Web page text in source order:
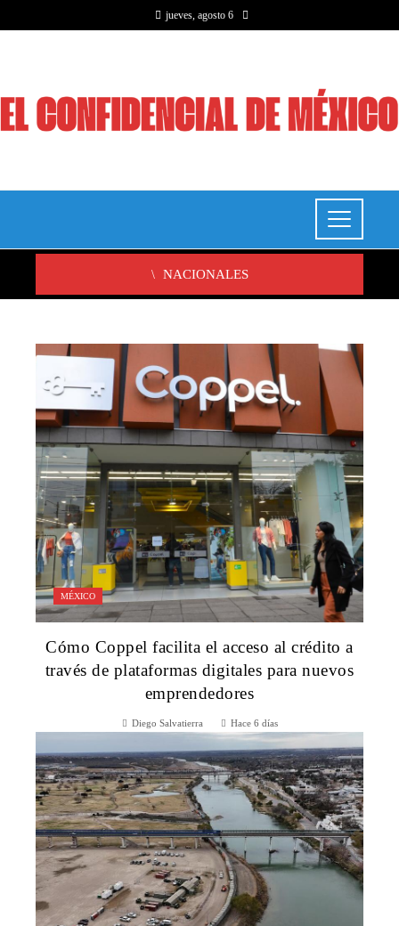
jueves, agosto 6
NACIONALES
MÉXICO
Cómo Coppel facilita el acceso al crédito a
través de plataformas digitales para nuevos
emprendedores
Diego Salvatierra Hace 6 días